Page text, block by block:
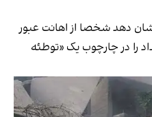
دهد شخصا از اهانت عبور
را در چارچوب یک «توطئه